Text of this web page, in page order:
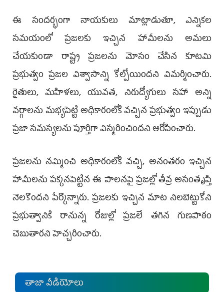
ఈ సందర్భంగా నాయకులు మాట్లాడుతూ, ఎన్నికల
సమయంలో ప్రజలకు ఇచ్చిన హామీలను అమలు
చేయకుండా రాష్ట్ర ప్రజలను మోసం చేసిన కూటమి
ప్రభుత్వం ప్రజల విశ్వాసాన్ని కోల్పోయిందని విమర్శించారు.
రైతులు, మహిళలు, యువత, నిరుద్యోగులు సహా అన్ని
వర్గాలను మభ్యపెట్టి అధికారంలోకి వచ్చిన ప్రభుత్వం ఇప్పుడు
ప్రజా సమస్యలను పూర్తిగా విస్మరించిందని ఆరోపించారు.
ప్రజలను నమ్మించి అధికారంలోకి వచ్చి, అనంతరం ఇచ్చిన
హామీలను పక్కనపెట్టిన ఈ పాలనపై ప్రజల్లో తీవ్ర అసంతృప్తి
నెలకొందని పేర్కొన్నారు. ప్రజలకు ఇచ్చిన మాట నిలబెట్టుకోని
ప్రభుత్వానికి రానున్న రోజుల్లో ప్రజలే తగిన గుణపాఠం
చెబుతారని హెచ్చరించారు.
తాజా వీడియోలు